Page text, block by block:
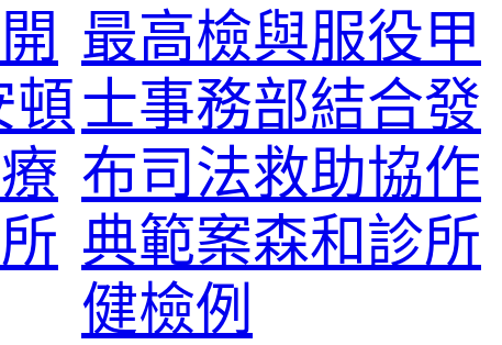
頓
最高檢與服役甲
士事務部結合發
布司法救助協作
典範案森和診所
健檢例